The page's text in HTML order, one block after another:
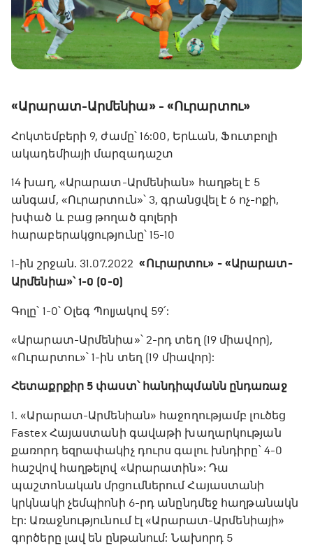
«Արարատ-Արմենիա» - «Ուրարտու»
Հոկտեմբերի 9, ժամը՝ 16:00, Երևան, Ֆուտբոլի
ակադեմիայի մարզադաշտ
14 խաղ, «Արարատ-Արմենիան» հաղթել է 5
անգամ, «Ուրարտուն»՝ 3, գրանցվել է 6 ոչ-ոքի,
խփած և բաց թողած գոլերի
հարաբերակցությունը՝ 15-10
1-ին շրջան. 31.07.2022«Ուրարտու» - «Արարատ-
Արմենիա»՝ 1-0 (0-0)
Գոլը՝ 1-0՝ Օլեգ Պոլյակով 59՛:
«Արարատ-Արմենիա»՝ 2-րդ տեղ (19 միավոր),
«Ուրարտու»՝ 1-ին տեղ (19 միավոր):
Հետաքրքիր 5 փաստ՝ հանդիպմանն ընդառաջ
1. «Արարատ-Արմենիան» հաջողությամբ լուծեց
Fastex Հայաստանի գավաթի խաղարկության
քառորդ եզրափակիչ դուրս գալու խնդիրը՝ 4-0
հաշվով հաղթելով «Արարատին»: Դա
պաշտոնական մրցումներում Հայաստանի
կրկնակի չեմպիոնի 6-րդ անընդմեջ հաղթանակն
էր: Առաջնությունում էլ «Արարատ-Արմենիայի»
գործերը լավ են ընթանում: Նախորդ 5